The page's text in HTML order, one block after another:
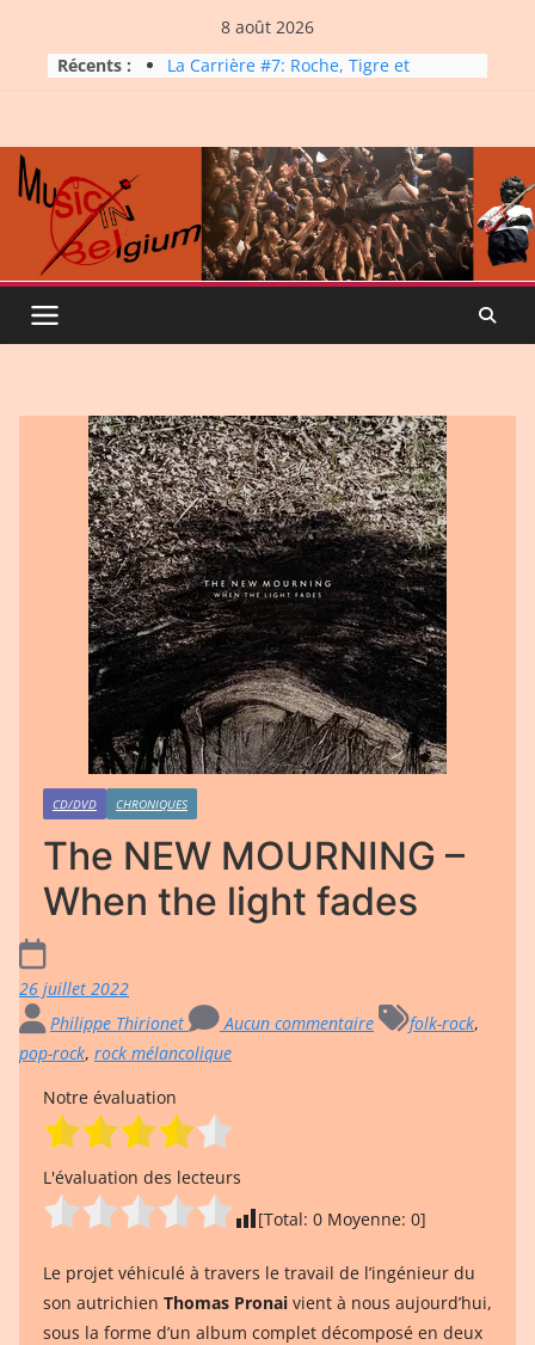
content
8 août 2026
Récents :
La Carrière #7: Roche, Tigre et
Micro Festival #16, maxi line-
Dynatop3 – 26 juillet 2026
CD/DVD CHRONIQUES
The NEW MOURNING –
When the light fades
26 juillet 2022
Philippe Thirionet
Aucun commentaire folk-rock,
pop-rock, rock mélancolique
Notre évaluation
L'évaluation des lecteurs
[Total: 0 Moyenne: 0]
Le projet véhiculé à travers le travail de l’ingénieur du
son autrichien Thomas Pronai vient à nous aujourd’hui,
sous la forme d’un album complet décomposé en deux